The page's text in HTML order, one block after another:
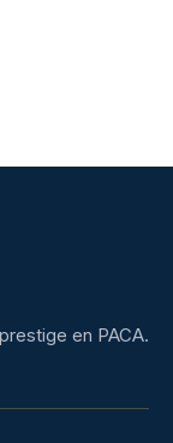
en PACA.